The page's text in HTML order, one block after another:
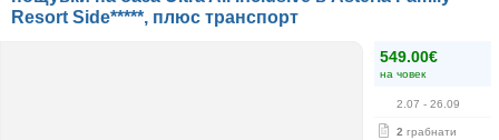
Resort Side*****, плюс транспорт
549.00€
на човек
2.07 - 26.09
2 грабнати